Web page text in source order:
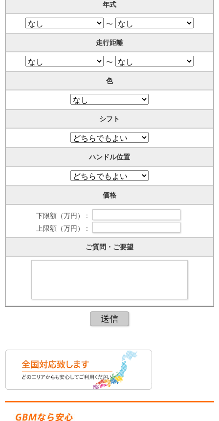
年式
〜
走行距離
〜
色
シフト
ハンドル位置
価格
下限額（万円） :
上限額（万円） :
ご質問・ご要望